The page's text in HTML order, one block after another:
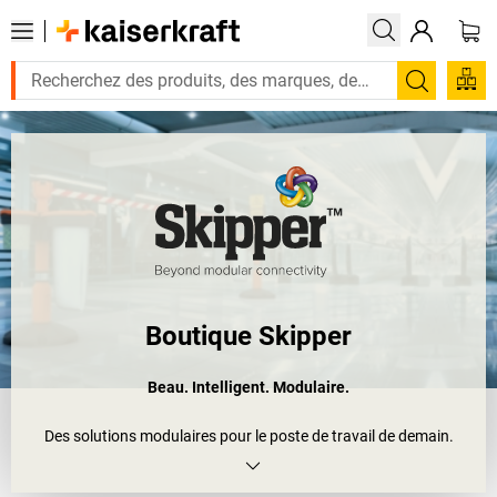
Boutique Skipper
Beau. Intelligent. Modulaire.
Des solutions modulaires pour le poste de travail de demain.
Faites entrer votre environnement de travail dans le futur avec